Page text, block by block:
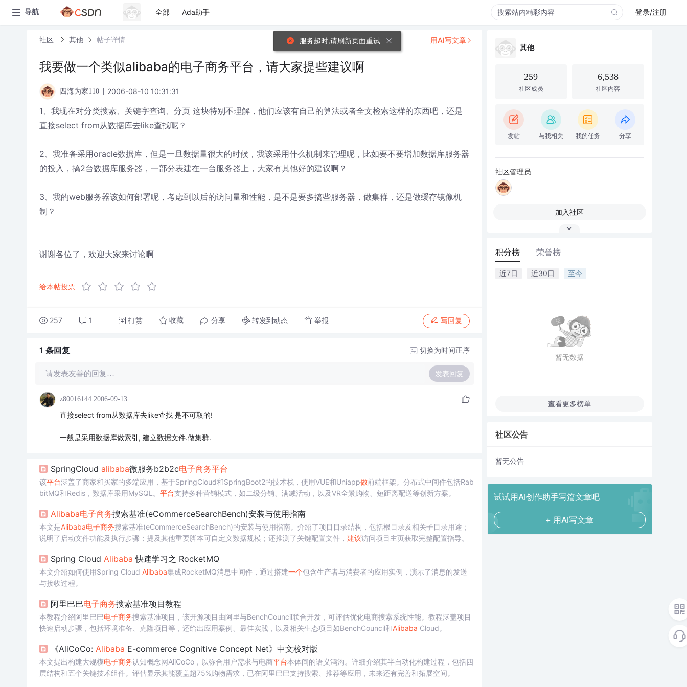
导航 全部 Ada助手 登录/注册
社区 其他 帖子详情
我要做一个类似alibaba的电子商务平台，请大家提些建议啊
四海为家110 2006-08-10 10:31:31
1、我现在对分类搜索、关键字查询、分页 这块特别不理解，他们应该有自己的算法或者全文检索这样的东西吧，还是
直接select from从数据库去like查找呢？
2、我准备采用oracle数据库，但是一旦数据量很大的时候，我该采用什么机制来管理呢，比如要不要增加数据库服务器
的投入，搞2台数据库服务器，一部分表建在一台服务器上，大家有其他好的建议啊？
3、我的web服务器该如何部署呢，考虑到以后的访问量和性能，是不是要多搞些服务器，做集群，还是做缓存镜像机
制？
谢谢各位了，欢迎大家来讨论啊
给本帖投票
257 1 打赏 收藏 分享 转发到动态 举报 写回复
用AI写文章
1 条回复 切换为时间正序
请发表友善的回复… 发表回复
z80016144 2006-09-13
直接select from从数据库去like查找 是不可取的!
一般是采用数据库做索引, 建立数据文件.做集群.
SpringCloud alibaba微服务b2b2c电子商务平台
该平台涵盖了商家和买家的多端应用，基于SpringCloud和SpringBoot2的技术栈，使用VUE和Uniapp做前端框架。分布式中间件包括Rab
bitMQ和Redis，数据库采用MySQL。 平台支持多种营销模式，如二级分销、满减活动，以及VR全景购物、短距离配送等创新方案。
Alibaba电子商务搜索基准(eCommerceSearchBench)安装与使用指南
本文是Alibaba电子商务搜索基准(eCommerceSearchBench)的安装与使用指南。介绍了项目目录结构，包括根目录及相关子目录用途；
说明了启动文件功能及执行步骤；提及其他重要脚本可自定义数据规模；还推测了关键配置文件， 建议访问项目主页获取完整配置指导。
Spring Cloud Alibaba 快速学习之 RocketMQ
本文介绍如何使用Spring Cloud Alibaba集成RocketMQ消息中间件，通过搭建一个包含生产者与消费者的应用实例，演示了消息的发送
与接收过程。
阿里巴巴电子商务搜索基准项目教程
本教程介绍阿里巴巴电子商务搜索基准项目，该开源项目由阿里与BenchCouncil联合开发，可评估优化电商搜索系统性能。教程涵盖项目
快速启动步骤，包括环境准备、克隆项目等，还给出应用案例、最佳实践，以及相关生态项目如BenchCouncil和Alibaba Cloud。
《AliCoCo: Alibaba E-commerce Cognitive Concept Net》中文校对版
本文提出构建大规模电子商务认知概念网AliCoCo，以弥合用户需求与电商平台本体间的语义鸿沟。详细介绍其半自动化构建过程，包括四
层结构和五个关键技术组件。评估显示其能覆盖超75%购物需求，已在阿里巴巴支持搜索、推荐等应用，未来还有完善和拓展空间。
其他
259
社区成员
6,538
社区内容
发帖 与我相关 我的任务 分享
社区管理员
加入社区
积分榜 荣誉榜
近7日 近30日 至今
暂无数据
查看更多榜单
社区公告
暂无公告
试试用AI创作助手写篇文章吧
+ 用AI写文章
服务超时,请刷新页面重试